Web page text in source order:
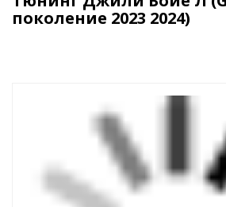
поколение 2023 2024)